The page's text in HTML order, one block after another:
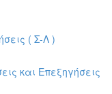
( Σ-Λ )
και Επεξηγήσεις